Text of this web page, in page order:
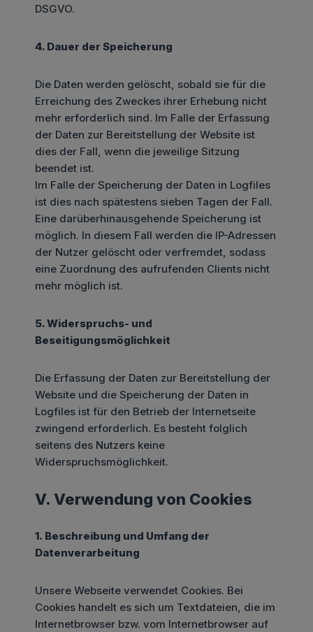
DSGVO.
4. Dauer der Speicherung
Die Daten werden gelöscht, sobald sie für die
Erreichung des Zweckes ihrer Erhebung nicht
mehr erforderlich sind. Im Falle der Erfassung
der Daten zur Bereitstellung der Website ist
dies der Fall, wenn die jeweilige Sitzung
beendet ist.
Im Falle der Speicherung der Daten in Logfiles
ist dies nach spätestens sieben Tagen der Fall.
Eine darüberhinausgehende Speicherung ist
möglich. In diesem Fall werden die IP-Adressen
der Nutzer gelöscht oder verfremdet, sodass
eine Zuordnung des aufrufenden Clients nicht
mehr möglich ist.
5. Widerspruchs- und
Beseitigungsmöglichkeit
Die Erfassung der Daten zur Bereitstellung der
Website und die Speicherung der Daten in
Logfiles ist für den Betrieb der Internetseite
zwingend erforderlich. Es besteht folglich
seitens des Nutzers keine
Widerspruchsmöglichkeit.
V. Verwendung von Cookies
1. Beschreibung und Umfang der
Datenverarbeitung
Unsere Webseite verwendet Cookies. Bei
Cookies handelt es sich um Textdateien, die im
Internetbrowser bzw. vom Internetbrowser auf